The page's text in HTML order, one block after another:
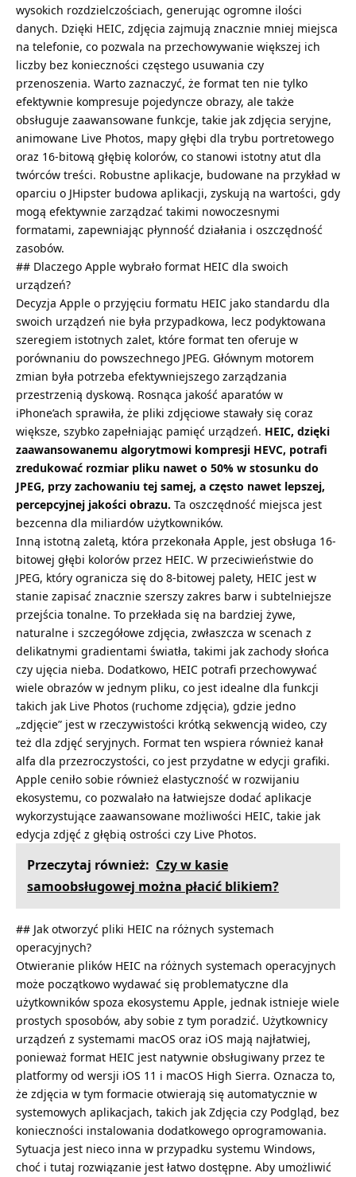
wysokich rozdzielczościach, generując ogromne ilości
danych. Dzięki HEIC, zdjęcia zajmują znacznie mniej miejsca
na telefonie, co pozwala na przechowywanie większej ich
liczby bez konieczności częstego usuwania czy
przenoszenia. Warto zaznaczyć, że format ten nie tylko
efektywnie kompresuje pojedyncze obrazy, ale także
obsługuje zaawansowane funkcje, takie jak zdjęcia seryjne,
animowane Live Photos, mapy głębi dla trybu portretowego
oraz 16-bitową głębię kolorów, co stanowi istotny atut dla
twórców treści. Robustne aplikacje, budowane na przykład w
oparciu o JHipster budowa aplikacji, zyskują na wartości, gdy
mogą efektywnie zarządzać takimi nowoczesnymi
formatami, zapewniając płynność działania i oszczędność
zasobów.
## Dlaczego Apple wybrało format HEIC dla swoich
urządzeń?
Decyzja Apple o przyjęciu formatu HEIC jako standardu dla
swoich urządzeń nie była przypadkowa, lecz podyktowana
szeregiem istotnych zalet, które format ten oferuje w
porównaniu do powszechnego JPEG. Głównym motorem
zmian była potrzeba efektywniejszego zarządzania
przestrzenią dyskową. Rosnąca jakość aparatów w
iPhone’ach sprawiła, że pliki zdjęciowe stawały się coraz
większe, szybko zapełniając pamięć urządzeń. HEIC, dzięki
zaawansowanemu algorytmowi kompresji HEVC, potrafi
zredukować rozmiar pliku nawet o 50% w stosunku do
JPEG, przy zachowaniu tej samej, a często nawet lepszej,
percepcyjnej jakości obrazu. Ta oszczędność miejsca jest
bezcenna dla miliardów użytkowników.
Inną istotną zaletą, która przekonała Apple, jest obsługa 16-
bitowej głębi kolorów przez HEIC. W przeciwieństwie do
JPEG, który ogranicza się do 8-bitowej palety, HEIC jest w
stanie zapisać znacznie szerszy zakres barw i subtelniejsze
przejścia tonalne. To przekłada się na bardziej żywe,
naturalne i szczegółowe zdjęcia, zwłaszcza w scenach z
delikatnymi gradientami światła, takimi jak zachody słońca
czy ujęcia nieba. Dodatkowo, HEIC potrafi przechowywać
wiele obrazów w jednym pliku, co jest idealne dla funkcji
takich jak Live Photos (ruchome zdjęcia), gdzie jedno
„zdjęcie” jest w rzeczywistości krótką sekwencją wideo, czy
też dla zdjęć seryjnych. Format ten wspiera również kanał
alfa dla przezroczystości, co jest przydatne w edycji grafiki.
Apple ceniło sobie również elastyczność w rozwijaniu
ekosystemu, co pozwalało na łatwiejsze dodać aplikacje
wykorzystujące zaawansowane możliwości HEIC, takie jak
edycja zdjęć z głębią ostrości czy Live Photos.
Przeczytaj również: Czy w kasie
samoobsługowej można płacić blikiem?
## Jak otworzyć pliki HEIC na różnych systemach
operacyjnych?
Otwieranie plików HEIC na różnych systemach operacyjnych
może początkowo wydawać się problematyczne dla
użytkowników spoza ekosystemu Apple, jednak istnieje wiele
prostych sposobów, aby sobie z tym poradzić. Użytkownicy
urządzeń z systemami macOS oraz iOS mają najłatwiej,
ponieważ format HEIC jest natywnie obsługiwany przez te
platformy od wersji iOS 11 i macOS High Sierra. Oznacza to,
że zdjęcia w tym formacie otwierają się automatycznie w
systemowych aplikacjach, takich jak Zdjęcia czy Podgląd, bez
konieczności instalowania dodatkowego oprogramowania.
Sytuacja jest nieco inna w przypadku systemu Windows,
choć i tutaj rozwiązanie jest łatwo dostępne. Aby umożliwić